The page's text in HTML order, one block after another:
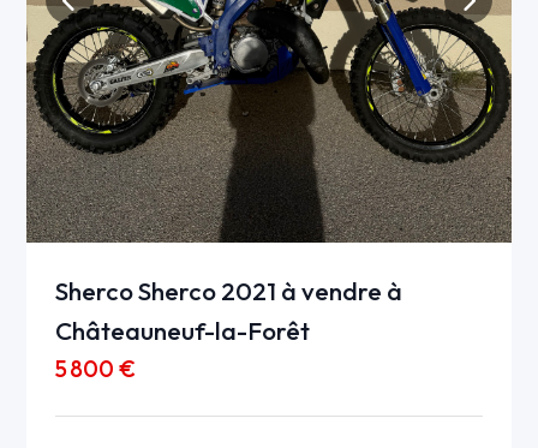
Sherco Sherco 2021 à vendre à
Châteauneuf-la-Forêt
5 800 €